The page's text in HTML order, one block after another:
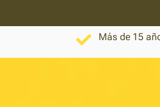
Más de 15